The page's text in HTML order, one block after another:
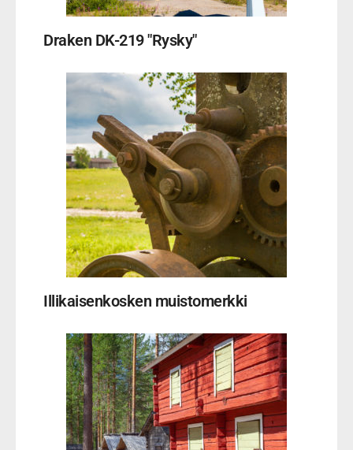
Draken DK-219 "Rysky"
Illikaisenkosken muistomerkki